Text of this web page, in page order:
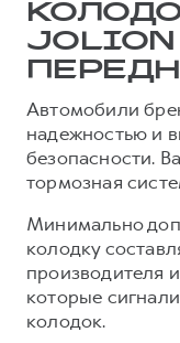
от 3 199 000 ₽
от 2 899 000 ₽
Тест-драйв
Трейд-ин
КРЕДИТ И
Кредитный
Страхование
Кредит
СЕРВИСНОЕ
Нулевое ТО
Программа
Регламенты
Электронный
ПОДДЕРЖКА
GWM
Гарантия HAVAL
О дилере
Наша команда
Контакты
Автомобили
надежностью и
безопасности.
тормозная
Минимально
колодку
производителя
которые
колодок.